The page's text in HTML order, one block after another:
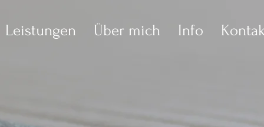
Leistungen Über mich Info